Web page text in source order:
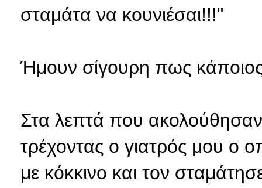
σταμάτα να κουνιέσαι!!!"
Ήμουν σίγουρη πως
Στα λεπτά που
τρέχοντας ο γιατρός μου ο
με κόκκινο και τον